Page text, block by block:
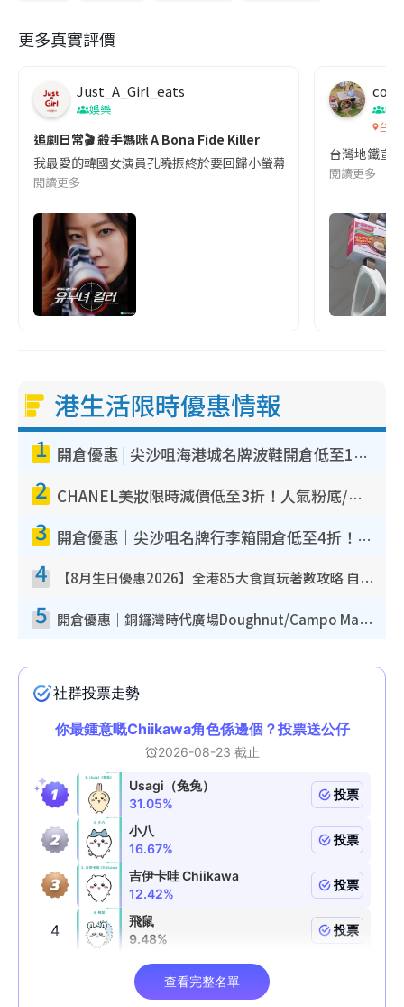
更多真實評價
Just_A_Girl_eats
娛樂
追劇日常🎬 殺手媽咪 A Bona Fide Killer
我最愛的韓國女演員孔曉振終於要回歸小螢幕啦!這次的劇本改編
閱讀更多
co
吹
台灣
台灣地鐵宣
閱讀更多
港生活限時優惠情報
1 開倉優惠 | 尖沙咀海港城名牌波鞋開倉低至1折！On鞋$899起／Joy&Peace鞋履$98起
2 CHANEL美妝限時減價低至3折！人氣粉底/唇膏/精華液低至$275！COCO香水都有平
3 開倉優惠｜尖沙咀名牌行李箱開倉低至4折！一連5日 American Tourister/ace./Hallmark $200起！
4 【8月生日優惠2026】全港85大食買玩著數攻略 自助餐/火鍋放題同行免費＋誠品/DONKI送現金券
5 開倉優惠｜銅鑼灣時代廣場Doughnut/Campo Marzio開倉低至1折！背囊、書包、手袋劈價$200起